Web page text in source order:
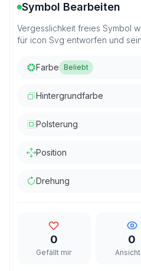
Symbol Bearbeiten
Vergesslichkeit freies Symbol
für icon Svg entworfen und
Farbe Beliebt
Hintergrundfarbe
Polsterung
Position
Drehung
0
Gefällt mir
0